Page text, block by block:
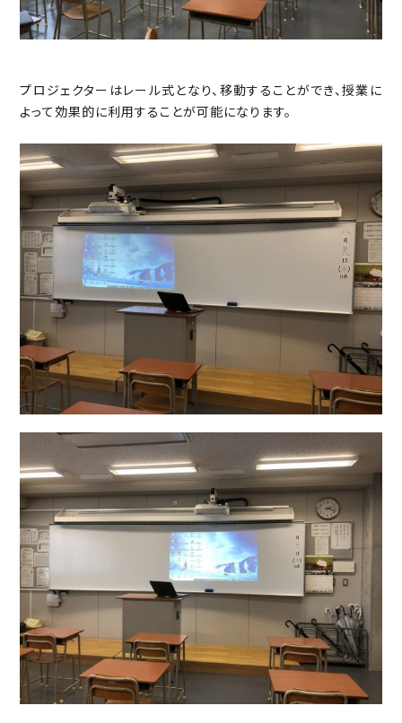
プロジェクターはレール式となり、移動することができ、授業に
よって効果的に利用することが可能になります。